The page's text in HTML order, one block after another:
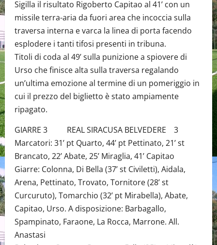
Sigilla il risultato Rigoberto Capitao al 41’ con un
missile terra-aria da fuori area che incoccia sulla
traversa interna e varca la linea di porta facendo
esplodere i tanti tifosi presenti in tribuna.
Titoli di coda al 49’ sulla punizione a spiovere di
Urso che finisce alta sulla traversa regalando
un’ultima emozione al termine di un pomeriggio in
cui il prezzo del biglietto è stato ampiamente
ripagato.
GIARRE 3 REAL SIRACUSA BELVEDERE 3
Marcatori: 31’ pt Quarto, 44’ pt Pettinato, 21’ st
Brancato, 22’ Abate, 25’ Miraglia, 41’ Capitao
Giarre: Colonna, Di Bella (37’ st Civiletti), Aidala,
Arena, Pettinato, Trovato, Tornitore (28’ st
Curcuruto), Tomarchio (32’ pt Mirabella), Abate,
Capitao, Urso. A disposizione: Barbagallo,
Spampinato, Faraone, La Rocca, Marrone. All.
Anastasi